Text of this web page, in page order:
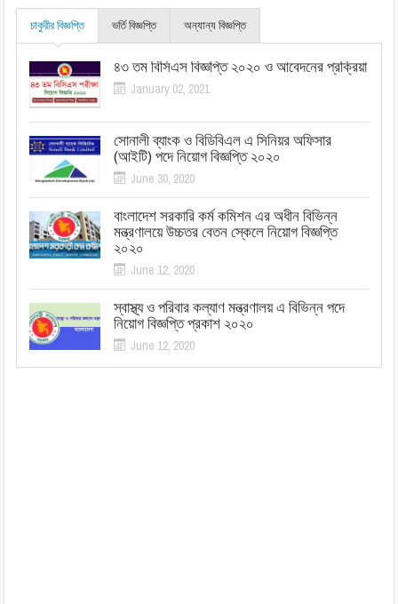
চাকুরীর বিজ্ঞপ্তি ভর্তি বিজ্ঞপ্তি অন্যান্য বিজ্ঞপ্তি
৪৩ তম বিসিএস বিজ্ঞপ্তি ২০২০ ও আবেদনের প্রক্রিয়া
January 02, 2021
সোনালী ব্যাংক ও বিডিবিএল এ সিনিয়র অফিসার
(আইটি) পদে নিয়োগ বিজ্ঞপ্তি ২০২০
June 30, 2020
বাংলাদেশ সরকারি কর্ম কমিশন এর অধীন বিভিন্ন
মন্ত্রণালয়ে উচ্চতর বেতন স্কেলে নিয়োগ বিজ্ঞপ্তি
২০২০
June 12, 2020
স্বাস্থ্য ও পরিবার কল্যাণ মন্ত্রণালয় এ বিভিন্ন পদে
নিয়োগ বিজ্ঞপ্তি প্রকাশ ২০২০
June 12, 2020